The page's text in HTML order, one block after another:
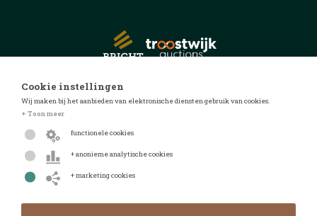
© 2026 Automotive Auctions
Privacyverklaring
Cookie instellingen
Wij maken bij het aanbieden van elektronische diensten gebruik van cookies.
+ Toon meer
functionele cookies
+ anonieme analytische cookies
+ marketing cookies